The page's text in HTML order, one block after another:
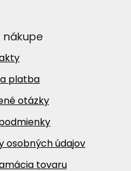
nákupe
platba
otázky
osobných údajov
tovaru